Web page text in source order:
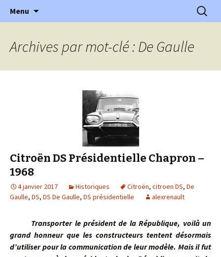
l'Automobile Ancienne
l'automobile ancienne : articles, historiques
…
Menu
Archives par mot-clé : De Gaulle
Citroën DS Présidentielle Chapron –
1968
4 janvier 2017 Historiques Citroën, citroen DS, De
Gaulle, DS, DS De Gaulle, DS présidentielle alexrenault
Transporter le président de la République, voilà un
grand honneur que les constructeurs tentent désormais
d’utiliser pour la communication de leur modèle. Mais il fut